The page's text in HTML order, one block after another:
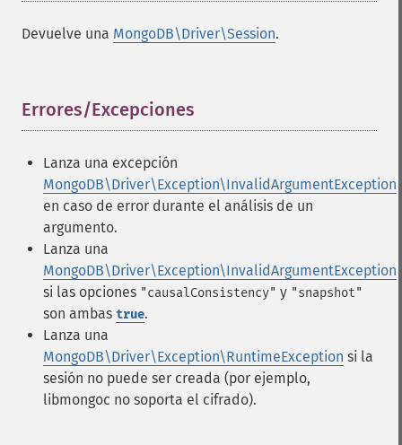
Devuelve una MongoDB\Driver\Session.
Errores/Excepciones
Lanza una excepción
MongoDB\Driver\Exception\InvalidArgumentException
en caso de error durante el análisis de un
argumento.
Lanza una
MongoDB\Driver\Exception\InvalidArgumentException
si las opciones "causalConsistency" y "snapshot"
son ambas true.
Lanza una
MongoDB\Driver\Exception\RuntimeException si la
sesión no puede ser creada (por ejemplo,
libmongoc no soporta el cifrado).